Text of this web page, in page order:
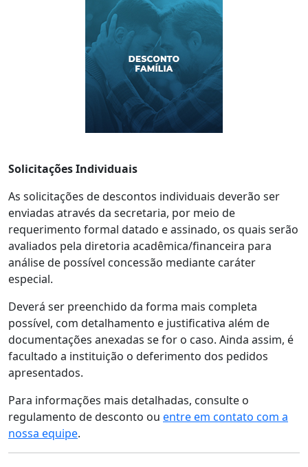
Solicitações Individuais
As solicitações de descontos individuais deverão ser
enviadas através da secretaria, por meio de
requerimento formal datado e assinado, os quais serão
avaliados pela diretoria acadêmica/financeira para
análise de possível concessão mediante caráter
especial.
Deverá ser preenchido da forma mais completa
possível, com detalhamento e justificativa além de
documentações anexadas se for o caso. Ainda assim, é
facultado a instituição o deferimento dos pedidos
apresentados.
Para informações mais detalhadas, consulte o
regulamento de desconto ou entre em contato com a
nossa equipe.